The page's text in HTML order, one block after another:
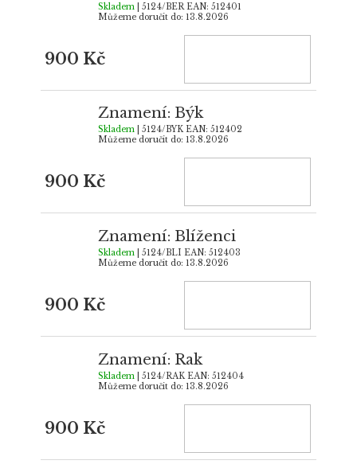
Skladem | 5124/BEREAN: 512401
Můžeme doručit do: 13.8.2026
900 Kč
Znamení: Býk
Skladem | 5124/BYKEAN: 512402
Můžeme doručit do: 13.8.2026
900 Kč
Znamení: Blíženci
Skladem | 5124/BLIEAN: 512403
Můžeme doručit do: 13.8.2026
900 Kč
Znamení: Rak
Skladem | 5124/RAKEAN: 512404
Můžeme doručit do: 13.8.2026
900 Kč